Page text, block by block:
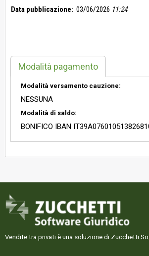
Data pubblicazione: 03/06/2026 11:24
Modalità pagamento
Modalità versamento cauzione:
NESSUNA
Modalità di saldo:
BONIFICO IBAN
Vendite tra privati è una soluzione di Zucchetti